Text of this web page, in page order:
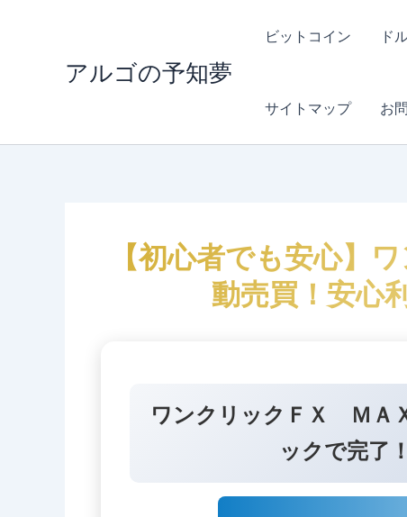
プ
アルゴの予知夢
ビットコイン ド
サイトマップ お
【初心者でも安心】
動売買！安心
ワンクリックＦＸ ＭＡ
ックで完了